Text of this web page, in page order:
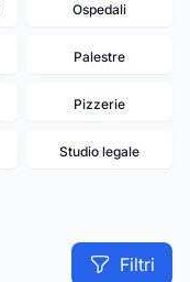
Ospedali
Palestre
Pizzerie
Studio legale
Filtri